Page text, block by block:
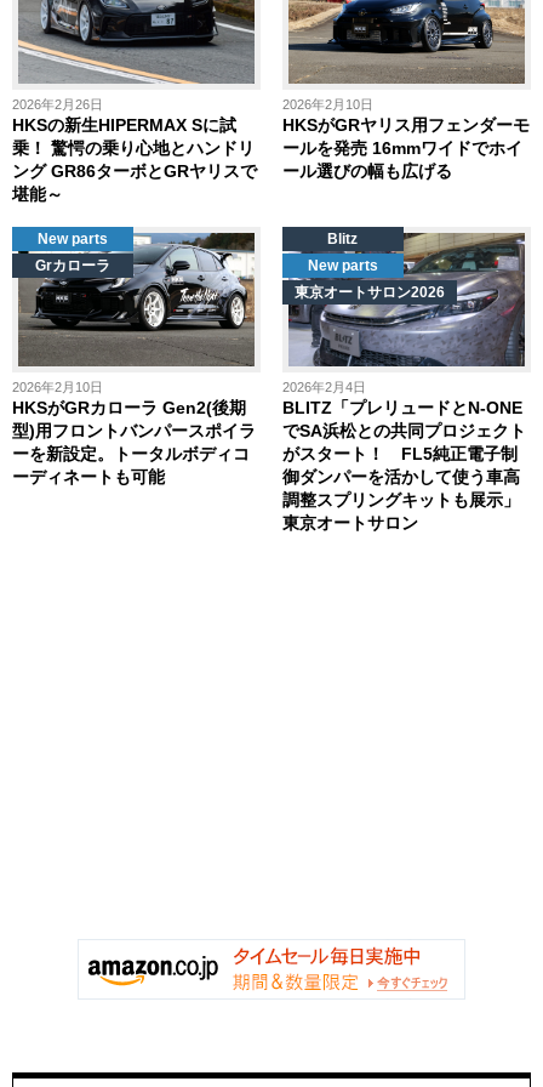
2026年2月26日
HKSの新生HIPERMAX Sに試
乗！ 驚愕の乗り心地とハンドリ
ング GR86ターボとGRヤリスで
堪能～
2026年2月10日
HKSがGRヤリス用フェンダーモ
ールを発売 16mmワイドでホイ
ール選びの幅も広げる
2026年2月10日
HKSがGRカローラ Gen2(後期
型)用フロントバンパースポイラ
ーを新設定。トータルボディコ
ーディネートも可能
New parts
Grカローラ
2026年2月4日
BLITZ「プレリュードとN-ONE
でSA浜松との共同プロジェクト
がスタート！ FL5純正電子制
御ダンパーを活かして使う車高
調整スプリングキットも展示」
東京オートサロン
Blitz
New parts
東京オートサロン2026